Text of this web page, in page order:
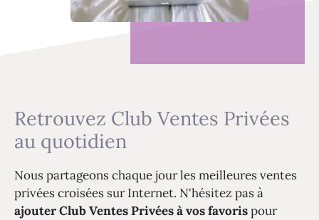
Retrouvez Club Ventes Privées
au quotidien
Nous partageons chaque jour les meilleures ventes
privées croisées sur Internet. N'hésitez pas à
ajouter Club Ventes Privées à vos favorispour